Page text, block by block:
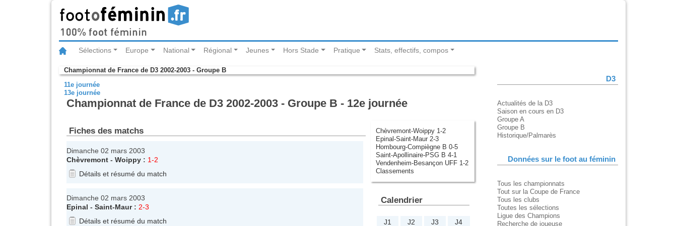
Sélections Europe National Régional Jeunes Hors Stade Pratique Stats, effectifs, compos
Championnat de France de D3 2002-2003 - Groupe B
11e journée
13e journée
Championnat de France de D3 2002-2003 - Groupe B - 12e journée
Chèvremont-Woippy 1-2
Epinal-Saint-Maur 2-3
Hombourg-Compiègne B 0-5
Saint-Apollinaire-PSG B 4-1
Vendenheim-Besançon UFF 1-2
Classements
Fiches des matchs
Dimanche 02 mars 2003
Chèvremont - Woippy : 1-2
Détails et résumé du match
Dimanche 02 mars 2003
Epinal - Saint-Maur: 2-3
Détails et résumé du match
Calendrier
J1 J2 J3
J4
D3
Actualités de la D3
Saison en cours en D3
Groupe A
Groupe B
Historique/Palmarès
Données sur le foot au féminin
Tous les championnats
Tout sur la Coupe de France
Tous les clubs
Toutes les sélections
Ligue des Champions
Recherche de joueuse